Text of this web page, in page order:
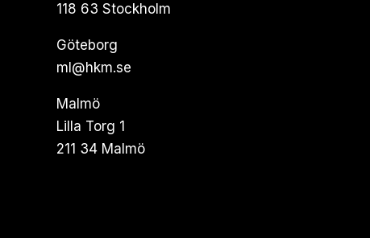
118 63 Stockholm
Göteborg
ml@hkm.se
Malmö
Lilla Torg 1
211 34 Malmö